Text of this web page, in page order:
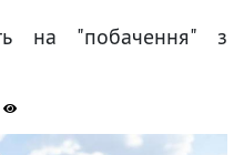
на "побачення" з